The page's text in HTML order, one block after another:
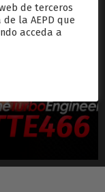
TTE466
de terceros
la AEPD que
acceda a